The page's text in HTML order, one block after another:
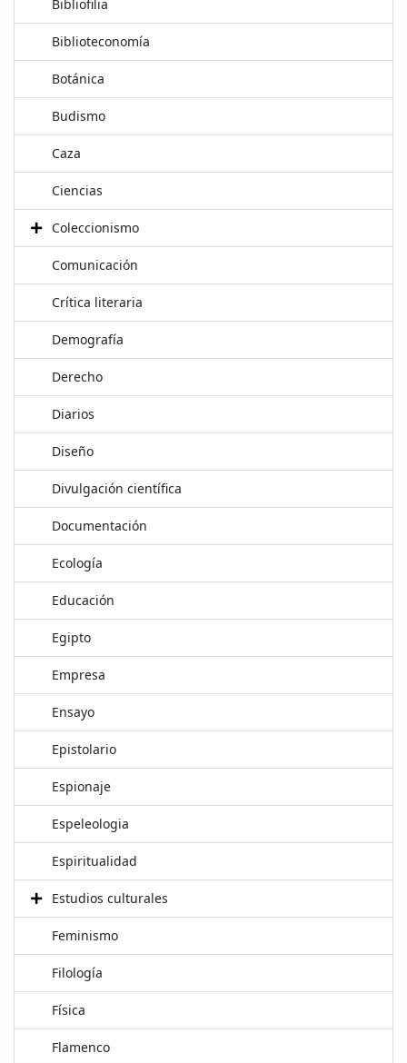
Bibliofilia
Biblioteconomía
Botánica
Budismo
Caza
Ciencias
Coleccionismo
Comunicación
Crítica literaria
Demografía
Derecho
Diarios
Diseño
Divulgación científica
Documentación
Ecología
Educación
Egipto
Empresa
Ensayo
Epistolario
Espionaje
Espeleologia
Espiritualidad
Estudios culturales
Feminismo
Filología
Física
Flamenco